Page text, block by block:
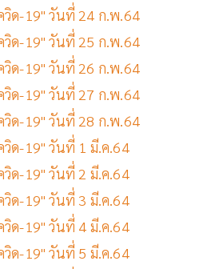
วิด-19" วันที่ 24 ก.พ.64
วิด-19" วันที่ 25 ก.พ.64
วิด-19" วันที่ 26 ก.พ.64
วิด-19" วันที่ 27 ก.พ.64
วิด-19" วันที่ 28 ก.พ.64
วิด-19" วันที่ 1 มี.ค.64
วิด-19" วันที่ 2 มี.ค.64
วิด-19" วันที่ 3 มี.ค.64
วิด-19" วันที่ 4 มี.ค.64
วิด-19" วันที่ 5 มี.ค.64